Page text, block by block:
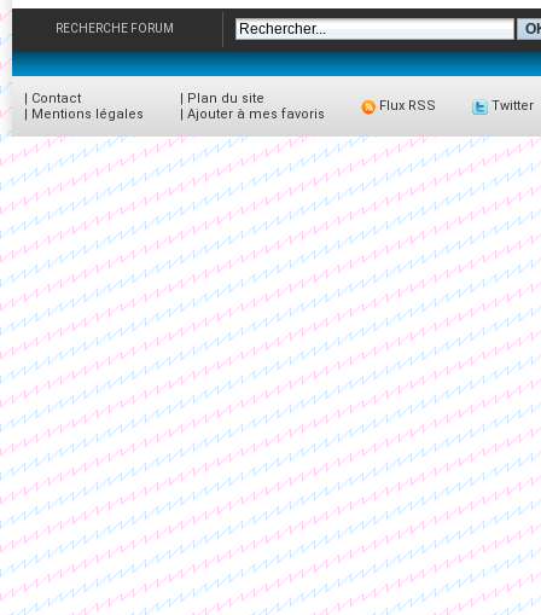
RECHERCHE FORUM
| Contact
| Mentions légales
| Plan du site
| Ajouter à mes favoris
Flux RSS Twitter